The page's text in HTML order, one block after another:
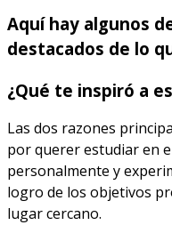
Aquí hay algunos
destacados de lo
¿Qué te inspiró a
Las dos razones
por querer estudiar en
personalmente y
logro de los objetivos
lugar cercano.